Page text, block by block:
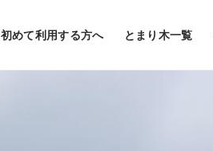
初めて利用する方へ とまり木一覧